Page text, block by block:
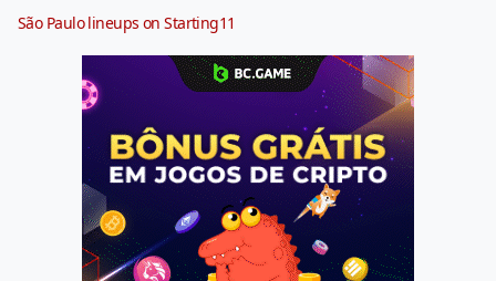
São Paulo lineups on Starting11